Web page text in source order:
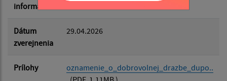
informácie
Dátum
zverejnenia
29.04.2026
Prílohy
oznamenie_o_dobrovolnej_drazbe_dupo..